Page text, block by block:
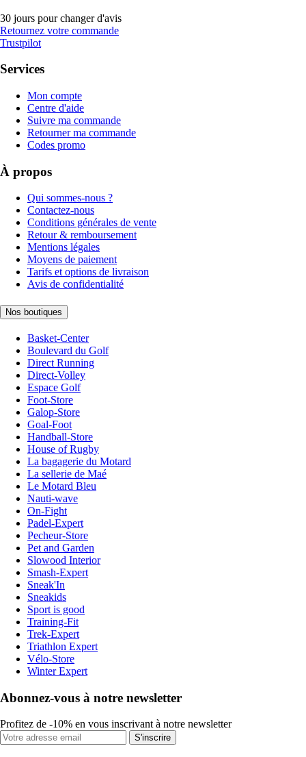
30 jours pour changer d'avis
Retournez votre commande
Trustpilot
Services
Mon compte
Centre d'aide
Suivre ma commande
Retourner ma commande
Codes promo
À propos
Qui sommes-nous ?
Contactez-nous
Conditions générales de vente
Retour & remboursement
Mentions légales
Moyens de paiement
Tarifs et options de livraison
Avis de confidentialité
Nos boutiques
Basket-Center
Boulevard du Golf
Direct Running
Direct-Volley
Espace Golf
Foot-Store
Galop-Store
Goal-Foot
Handball-Store
House of Rugby
La bagagerie du Motard
La sellerie de Maé
Le Motard Bleu
Nauti-wave
On-Fight
Padel-Expert
Pecheur-Store
Pet and Garden
Slowood Interior
Smash-Expert
Sneak'In
Sneakids
Sport is good
Training-Fit
Trek-Expert
Triathlon Expert
Vélo-Store
Winter Expert
Abonnez-vous à notre newsletter
Profitez de -10% en vous inscrivant à notre newsletter
S'inscrire